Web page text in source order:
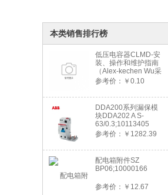
本类销售排行榜
低压电容器CLMD-安
装、操作和维护指南
（Alex-kechen Wu采
购）-2022年版
参考价：￥0.10
DDA200系列漏保模
块DDA202 A S-
63/0.3;10113405
参考价：￥1282.39
配电箱附件SZ
BP06;10000166
参考价：￥12.67